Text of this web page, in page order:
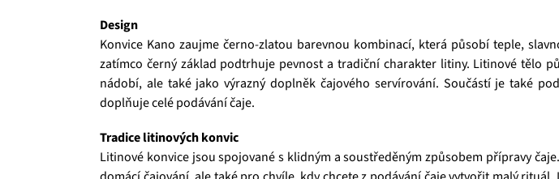
Design
Konvice Kano zaujme černo-zlatou barevnou kombinací, která působí teple,
zatímco černý základ podtrhuje pevnost a tradiční charakter litiny. Litinové tělo
nádobí, ale také jako výrazný doplněk čajového servírování. Součástí je také
doplňuje celé podávání čaje.
Tradice litinových konvic
Litinové konvice jsou spojované s klidným a soustředěným způsobem přípravy